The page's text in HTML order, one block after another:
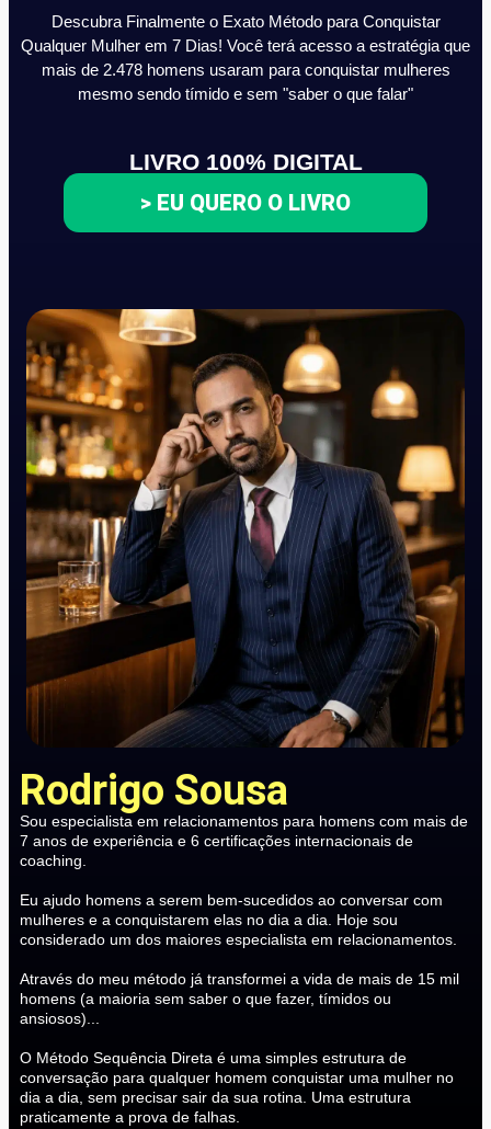
Descubra Finalmente o Exato Método para Conquistar
Qualquer Mulher em 7 Dias! Você terá acesso a estratégia que
mais de 2.478 homens usaram para conquistar mulheres
mesmo sendo tímido e sem "saber o que falar"
LIVRO 100% DIGITAL
> EU QUERO O LIVRO
Rodrigo Sousa
Sou especialista em relacionamentos para homens com mais de
7 anos de experiência e 6 certificações internacionais de
coaching.
Eu ajudo homens a serem bem-sucedidos ao conversar com
mulheres e a conquistarem elas no dia a dia. Hoje sou
considerado um dos maiores especialista em relacionamentos.
Através do meu método já transformei a vida de mais de 15 mil
homens (a maioria sem saber o que fazer, tímidos ou
ansiosos)...
O Método Sequência Direta é uma simples estrutura de
conversação para qualquer homem conquistar uma mulher no
dia a dia, sem precisar sair da sua rotina. Uma estrutura
praticamente a prova de falhas.